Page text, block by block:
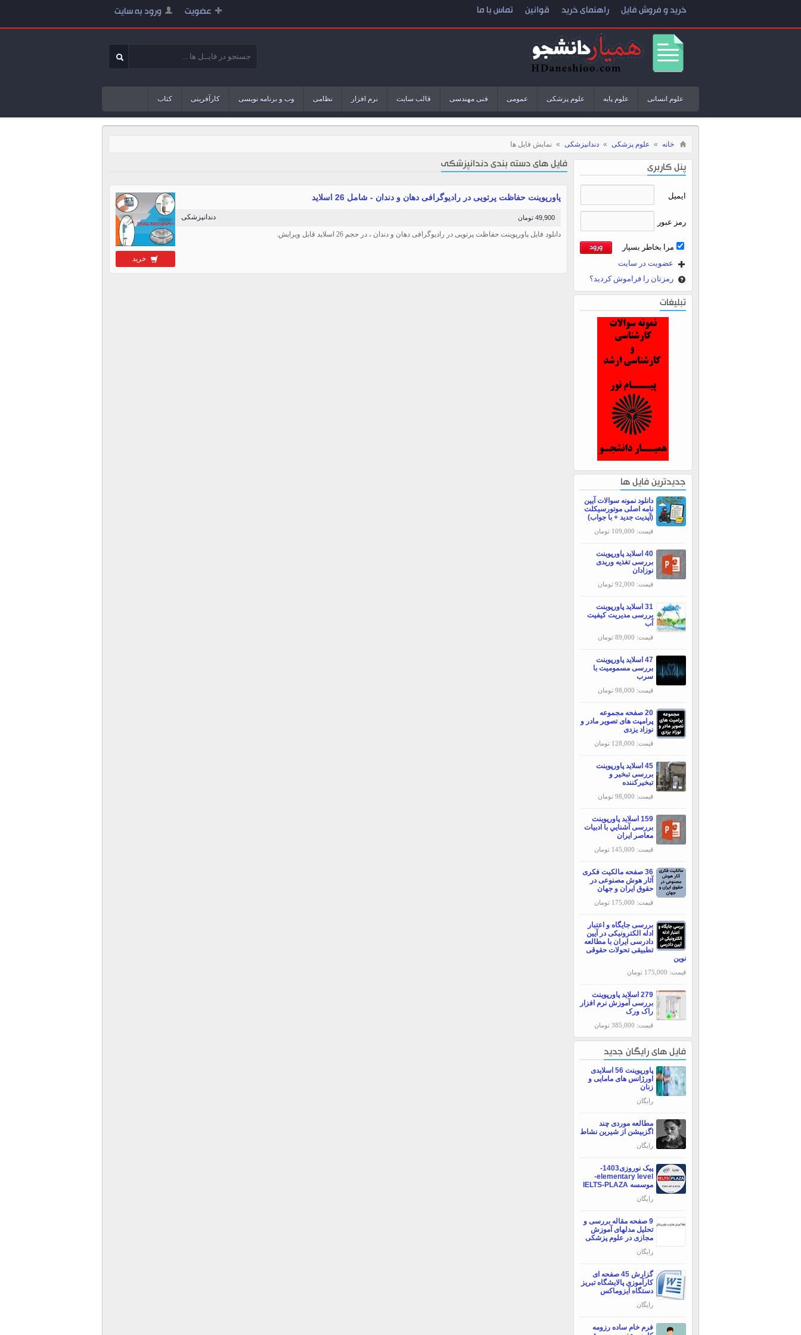
عضویت ورود به سایت خرید و فروش فایل راهنمای خرید قوانین تماس با ما
علوم انسانی علوم پایه علوم پزشکی عمومی فنی مهندسی قالب سایت نرم افزار نظامی وب و برنامه نویسی کارآفرینی کتاب
خانه » علوم پزشکی » دندانپزشکی » نمایش فایل ها
پنل کاربری
ایمیل
رمز عبور
مرا بخاطر بسپار
عضویت در سایت
رمزتان را فراموش کردید؟
تبلیغات
جدیدترین فایل ها
دانلود نمونه سوالات آیین
نامه اصلی موتورسیکلت
(آپدیت جدید + با جواب)
قیمت: 109,000 تومان
40 اسلاید پاورپوینت
بررسی تغذیه وریدی
نوزادان
قیمت: 92,000 تومان
31 اسلاید پاورپوینت
بررسی مديريت كيفيت
آب
قیمت: 89,000 تومان
47 اسلاید پاورپوینت
بررسی مسمومیت با
سرب
قیمت: 98,000 تومان
20 صفحه مجموعه
پرامپت های تصویر مادر و
نوزاد یزدی
قیمت: 128,000 تومان
45 اسلاید پاورپوینت
بررسی تبخير و
تبخيركننده
قیمت: 98,000 تومان
159 اسلاید پاورپوینت
بررسی آشنايي با ادبيات
معاصر ايران
قیمت: 145,000 تومان
36 صفحه مالکیت فکری
آثار هوش مصنوعی در
حقوق ایران و جهان
قیمت: 175,000 تومان
بررسی جایگاه و اعتبار
ادله الکترونیکی در آیین
دادرسی ایران با مطالعه
تطبیقی تحولات حقوقی
نوین
قیمت: 175,000 تومان
279 اسلاید پاورپوینت
بررسی آموزش نرم افزار
راک ورک
قیمت: 385,000 تومان
فایل های رایگان جدید
پاورپوینت 56 اسلایدی
اورژانس های مامایی و
زنان
رایگان
مطالعه موردی چند
اگزبیشن از شیرین نشاط
رایگان
پیک نوروزی1403-
elementary level-
موسسه IELTS-PLAZA
رایگان
9 صفحه مقاله بررسی و
تحلیل مدلهای آموزش
مجازی در علوم پزشکی
رایگان
گزارش 45 صفحه ای
کارآموزی پالایشگاه تبریز
دستگاه آیزوماکس
رایگان
فرم خام ساده رزومه
فایل های دسته بندی دندانپزشکی
خرید
پاورپوینت حفاظت پرتویی در رادیوگرافی دهان و دندان - شامل 26 اسلاید
دندانپزشکی 49,900 تومان
دانلود فایل پاورپوینت حفاظت پرتویی در رادیوگرافی دهان و دندان ، در حجم 26 اسلاید قابل ویرایش.